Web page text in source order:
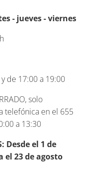
- jueves - viernes
de 17:00 a 19:00
solo
telefónica en el 655
a 13:30
Desde el 1 de
el 23 de agosto